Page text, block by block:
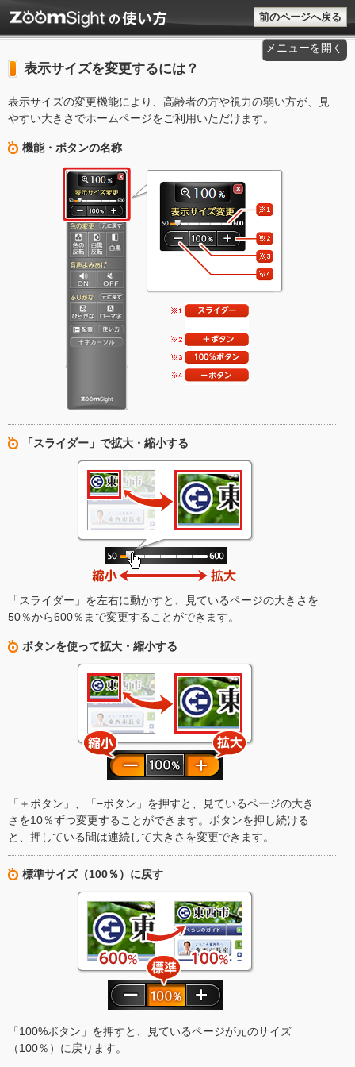
前のページへ戻る
表示サイズを変更するには？
表示サイズの変更機能により、高齢者の方や視力の弱い方が、見
やすい大きさでホームページをご利用いただけます。
機能・ボタンの名称
「スライダー」で拡大・縮小する
「スライダー」を左右に動かすと、見ているページの大きさを
50％から600％まで変更することができます。
ボタンを使って拡大・縮小する
「＋ボタン」、「−ボタン」を押すと、見ているページの大き
さを10％ずつ変更することができます。ボタンを押し続ける
と、押している間は連続して大きさを変更できます。
標準サイズ（100％）に戻す
「100%ボタン」を押すと、見ているページが元のサイズ
（100％）に戻ります。
メニューを開く